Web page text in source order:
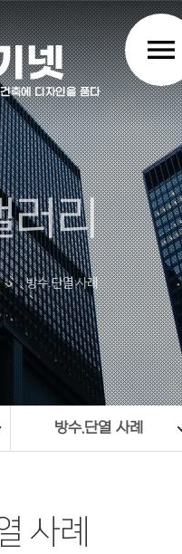
menu
러리
chevron_right 방수.단열 사례
방수.단열 사례
사례